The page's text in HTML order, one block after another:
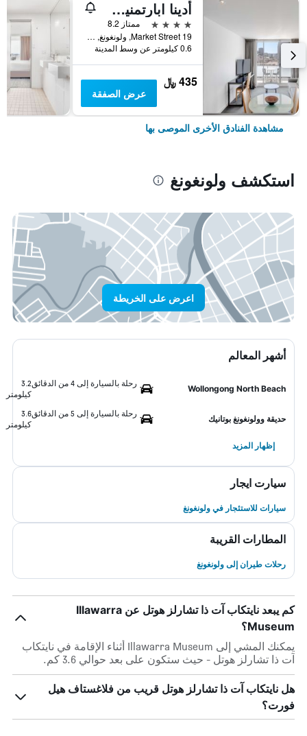
أدينا ابارتمنيت هوتل ولونجونج
4 نجوم
ممتاز 8.2
19 Market Street, ولونغونغ, NSW, أستراليا
0.6 كيلومتر عن وسط المدينة
435 ﷼
عرض الصفقة
مشاهدة الفنادق الأخرى الموصى بها
استكشف ولونغونغ
اعرض على الخريطة
أشهر المعالم
Wollongong North Beach
رحلة بالسيارة إلى 4 من الدقائق
3.2
كيلومتر
حديقة وولونغونغ بوتانيك
رحلة بالسيارة إلى 5 من الدقائق
3.6
كيلومتر
إظهار المزيد
سيارت ايجار
سيارات للاستئجار في ولونغونغ
المطارات القريبة
رحلات طيران إلى ولونغونغ
كم يبعد نايتكاب آت ذا تشارلز هوتل عن Illawarra
Museum؟
يمكنك المشي إلى Illawarra Museum أثناء الإقامة في نايتكاب
آت ذا تشارلز هوتل - حيث ستكون على بعد حوالي 3.6 كم.
هل نايتكاب آت ذا تشارلز هوتل قريب من فلاغستاف هيل
فورت؟